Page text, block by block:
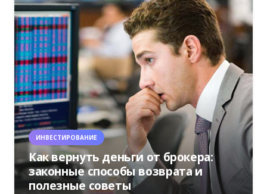
ИНВЕСТИРОВАНИЕ
Как вернуть деньги от брокера:
законные способы возврата и
полезные советы